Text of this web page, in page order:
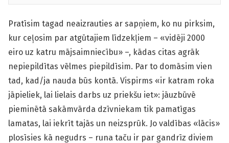
Pratīsim tagad neaizrauties ar sapņiem, ko nu pirksim,
kur ceļosim par atgūtajiem līdzekļiem – «vidēji 2000
eiro uz katru mājsaimniecību» –, kādas citas agrāk
nepiepildītas vēlmes piepildīsim. Par to domāsim vien
tad, kad/ja nauda būs kontā. Vispirms «ir katram roka
jāpieliek, lai lielais darbs uz priekšu iet»: jāuzbūvē
pieminētā sakāmvārda dzīvniekam tik pamatīgas
lamatas, lai iekrīt tajās un neizsprūk. Jo valdības «lācis»
plosīsies kā negudrs – runa taču ir par gandrīz diviem